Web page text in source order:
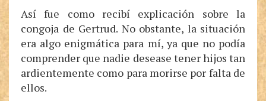
Así fue como recibí explicación sobre la
congoja de Gertrud. No obstante, la situación
era algo enigmática para mí, ya que no podía
comprender que nadie desease tener hijos tan
ardientemente como para morirse por falta de
ellos.